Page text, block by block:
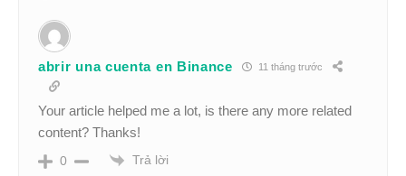
abrir una cuenta en Binance 11 tháng trước
Your article helped me a lot, is there any more related
content? Thanks!
0 Trả lời